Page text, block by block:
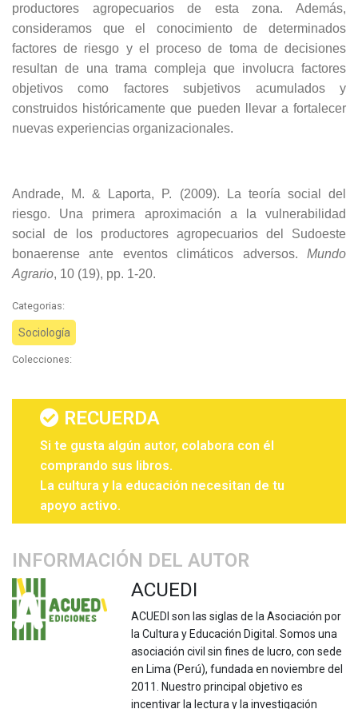
productores agropecuarios de esta zona. Además,
consideramos que el conocimiento de determinados
factores de riesgo y el proceso de toma de decisiones
resultan de una trama compleja que involucra factores
objetivos como factores subjetivos acumulados y
construidos históricamente que pueden llevar a fortalecer
nuevas experiencias organizacionales.
Andrade, M. & Laporta, P. (2009). La teoría social del
riesgo. Una primera aproximación a la vulnerabilidad
social de los productores agropecuarios del Sudoeste
bonaerense ante eventos climáticos adversos. Mundo
Agrario, 10 (19), pp. 1-20.
Categorias:
Sociología
Colecciones:
RECUERDA
Si te gusta algún autor, colabora con él
comprando sus libros.
La cultura y la educación necesitan de tu
apoyo activo.
INFORMACIÓN DEL AUTOR
ACUEDI
ACUEDI son las siglas de la Asociación por
la Cultura y Educación Digital. Somos una
asociación civil sin fines de lucro, con sede
en Lima (Perú), fundada en noviembre del
2011. Nuestro principal objetivo es
incentivar la lectura y la investigación